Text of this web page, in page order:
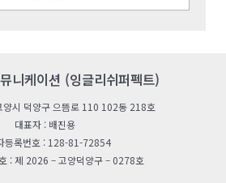
니케이션 (잉글리쉬퍼펙트)
양시 덕양구 으뜸로 110 102동 218호
대표자 : 배진용
등록번호 : 128-81-72854
: 제 2026 – 고양덕양구 – 0278호